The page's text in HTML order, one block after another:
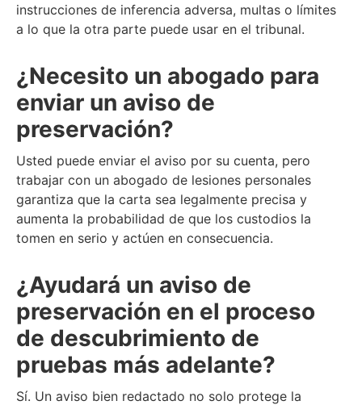
instrucciones de inferencia adversa, multas o límites
a lo que la otra parte puede usar en el tribunal.
¿Necesito un abogado para
enviar un aviso de
preservación?
Usted puede enviar el aviso por su cuenta, pero
trabajar con un abogado de lesiones personales
garantiza que la carta sea legalmente precisa y
aumenta la probabilidad de que los custodios la
tomen en serio y actúen en consecuencia.
¿Ayudará un aviso de
preservación en el proceso
de descubrimiento de
pruebas más adelante?
Sí. Un aviso bien redactado no solo protege la